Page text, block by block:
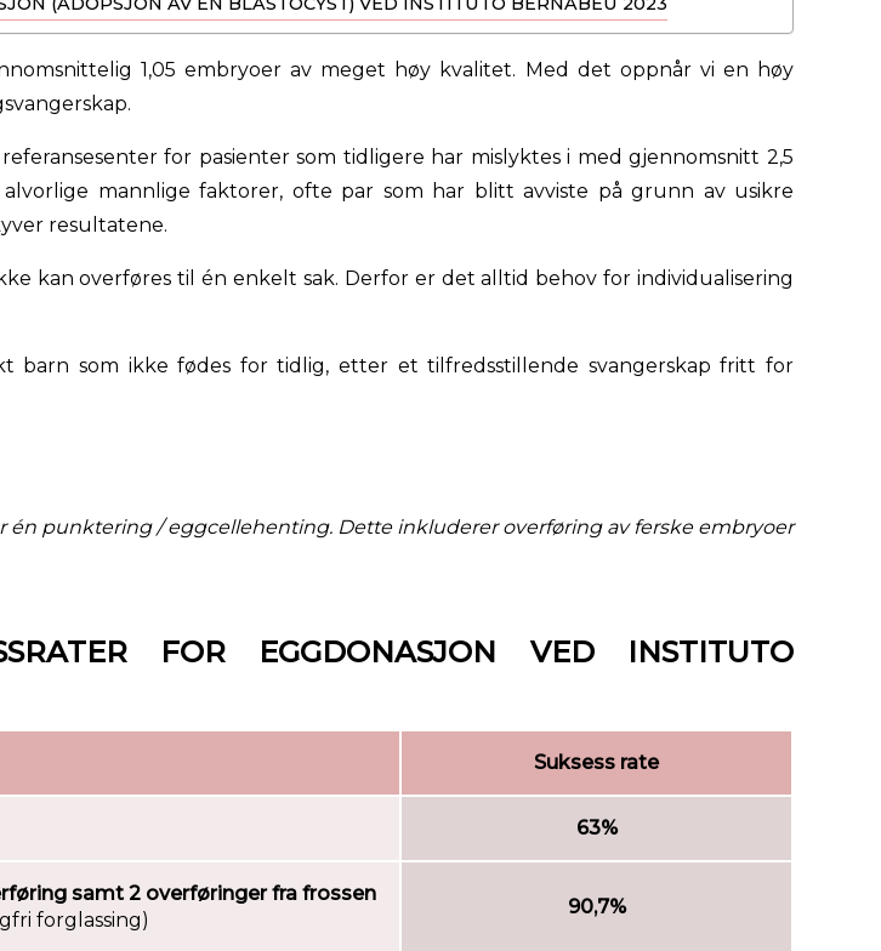
1,05 embryoer av meget høy kvalitet. Med det oppnår vi en høy
for pasienter som tidligere har mislyktes i med gjennomsnitt 2,5
mannlige faktorer, ofte par som har blitt avviste på grunn av usikre
resultatene.
kan overføres til én enkelt sak. Derfor er det alltid behov for individualisering
barn som ikke fødes for tidlig, etter et tilfredsstillende svangerskap fritt for
punktering / eggcellehenting. Dette inkluderer overføring av ferske embryoer
FOR EGGDONASJON VED INSTITUTO
Suksess rate
63%
samt 2 overføringer fra frossen
forglassing)
90,7%